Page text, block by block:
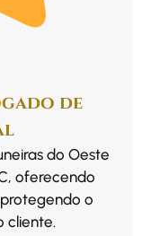
de
do Oeste
oferecendo
o
cliente.